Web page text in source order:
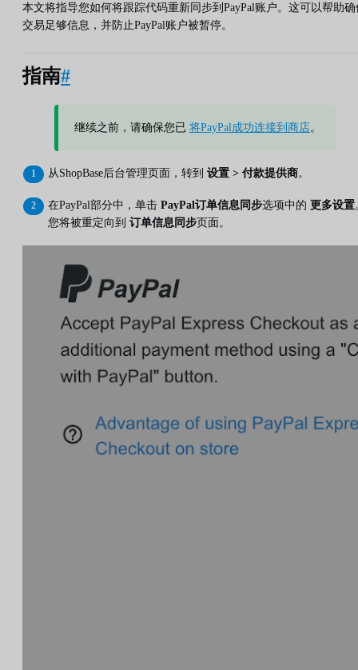
本文将指导您如何将跟踪代码重新同步到PayPal账户。这可以帮助确
交易足够信息，并防止PayPal账户被暂停。
指南#
继续之前，请确保您已 将PayPal成功连接到商店。
从ShopBase后台管理页面，转到 设置 > 付款提供商。
在PayPal部分中，单击 PayPal订单信息同步选项中的 更多设置
您将被重定向到 订单信息同步页面。